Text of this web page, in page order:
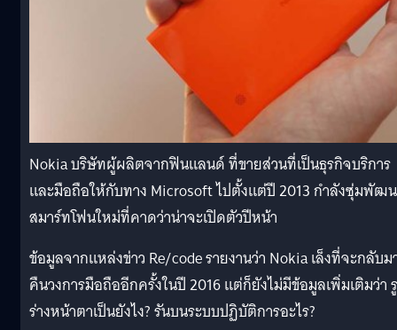
Nokia บริษัทผู้ผลิตจากฟินแลนด์ ที่ขายส่วนที่เป็นธุรกิจบริการ
และมือถือให้กับทาง Microsoft ไปตั้งแต่ปี 2013 กำลังซุ่มพัฒ
สมาร์ทโฟนใหม่ที่คาดว่าน่าจะเปิดตัวปีหน้า
ข้อมูลจากแหล่งข่าว Re/code รายงานว่า Nokia เล็งที่จะกลับม
คืนวงการมือถืออีกครั้งในปี 2016 แต่ก็ยังไม่มีข้อมูลเพิ่มเติมว่า
ร่างหน้าตาเป็นยังไง? รันบนระบบปฏิบัติการอะไร?